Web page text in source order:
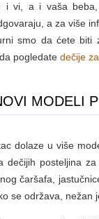
i vi, a i vaša beba,
a za više
smo da ćete biti
pogledate dečije
MODELI
dolaze u više
dečijih posteljina za
čaršafa,
se održava, nežan